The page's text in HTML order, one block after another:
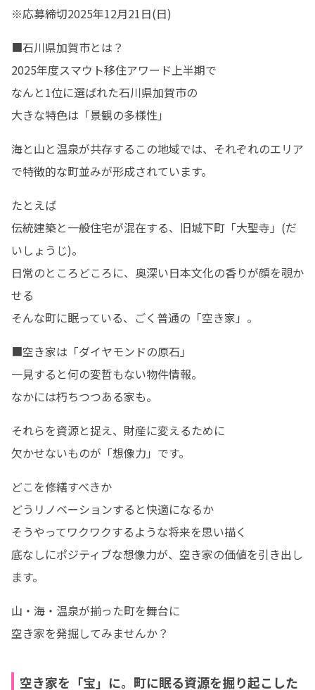
※応募締切2025年12月21日(日)
■石川県加賀市とは？
2025年度スマウト移住アワード上半期で
なんと1位に選ばれた石川県加賀市の
大きな特色は「景観の多様性」
海と山と温泉が共存するこの地域では、それぞれのエリア
で特徴的な町並みが形成されています。
たとえば
伝統建築と一般住宅が混在する、旧城下町「大聖寺」(だ
いしょうじ)。
日常のところどころに、奥深い日本文化の香りが顔を覗か
せる
そんな町に眠っている、ごく普通の「空き家」。
■空き家は「ダイヤモンドの原石」
一見すると何の変哲もない物件情報。
なかには朽ちつつある家も。
それらを資源と捉え、財産に変えるために
欠かせないものが「想像力」です。
どこを修繕すべきか
どうリノベーションすると快適になるか
そうやってワクワクするような将来を思い描く
底なしにポジティブな想像力が、空き家の価値を引き出し
ます。
山・海・温泉が揃った町を舞台に
空き家を発掘してみませんか？
空き家を「宝」に。町に眠る資源を掘り起こした